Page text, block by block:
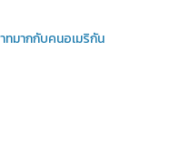
ทมากกับคนอเมริกัน